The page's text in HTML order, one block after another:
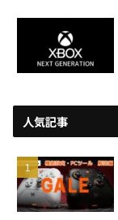
人気記事